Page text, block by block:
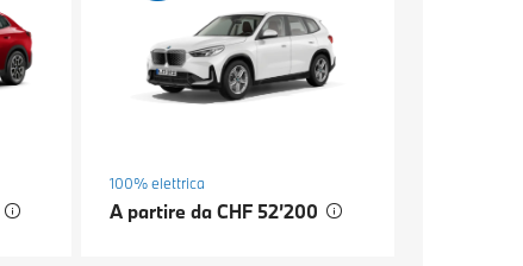
100% elettrica
A partire da CHF 52’200